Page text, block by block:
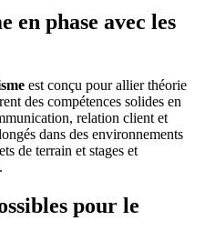
en phase avec les
est conçu pour allier théorie
des compétences solides en
relation client et
dans des environnements
de terrain et stages et
pour le